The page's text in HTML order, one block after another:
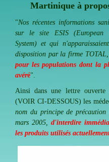
Martinique à
"Nos récentes informations
sur le site ESIS (European
System) et qui
disposition par la firme TOTAL,
pour les populations dont la
avéré".
Ainsi dans une lettre ouverte
(VOIR CI-DESSOUS) les
nom du principe de
mars 2005, d'interdire
les produits utilisés